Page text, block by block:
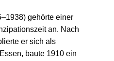
gehörte einer
an. Nach
er sich als
baute 1910 ein